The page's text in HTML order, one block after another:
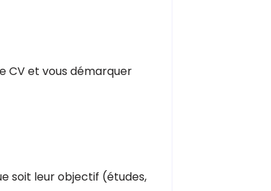
CV et vous démarquer
soit leur objectif (études,